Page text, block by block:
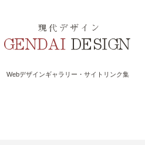
Webデザインギャラリー・サイトリンク集